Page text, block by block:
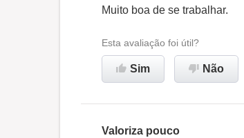
Oportunidade de promoção
Ambiente de trabalho
Recomenda esta empresa
Muito boa de se trabalhar.
Esta avaliação foi útil?
Sim Não
Valoriza pouco